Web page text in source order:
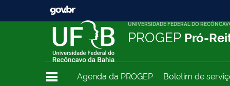
UNIVERSIDADE FEDERAL DO
PROGEP Pró-
Agenda da PROGEP Boletim de